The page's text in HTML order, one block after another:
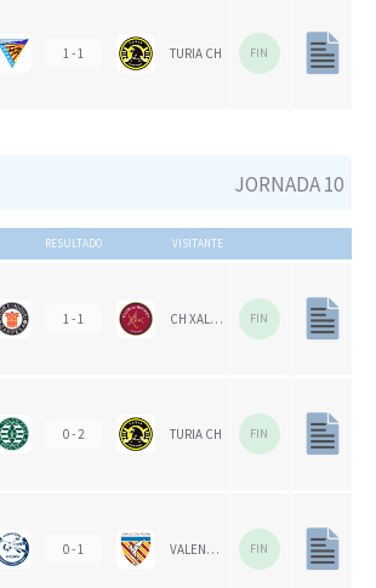
1 - 1 TURIA CH FIN
JORNADA 10
RESULTADO VISITANTE
1 - 1 CH XALOC 1993 FIN
0 - 2 TURIA CH FIN
0 - 1 VALENCIA CH 1924 FIN